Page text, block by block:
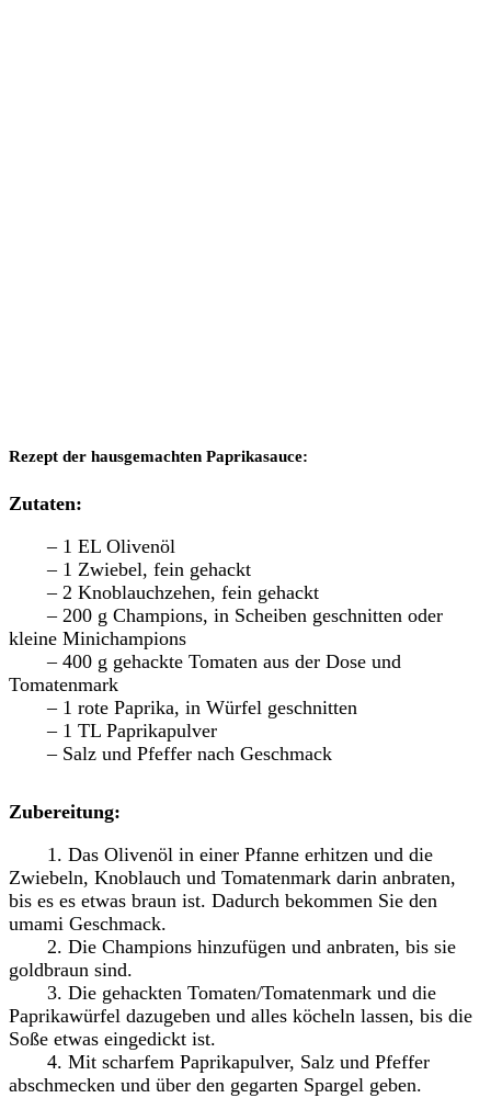
Rezept der hausgemachten Paprikasauce:
Zutaten:
– 1 EL Olivenöl
– 1 Zwiebel, fein gehackt
– 2 Knoblauchzehen, fein gehackt
– 200 g Champions, in Scheiben geschnitten oder
kleine Minichampions
– 400 g gehackte Tomaten aus der Dose und
Tomatenmark
– 1 rote Paprika, in Würfel geschnitten
– 1 TL Paprikapulver
– Salz und Pfeffer nach Geschmack
Zubereitung:
1. Das Olivenöl in einer Pfanne erhitzen und die
Zwiebeln, Knoblauch und Tomatenmark darin anbraten,
bis es es etwas braun ist. Dadurch bekommen Sie den
umami Geschmack.
2. Die Champions hinzufügen und anbraten, bis sie
goldbraun sind.
3. Die gehackten Tomaten/Tomatenmark und die
Paprikawürfel dazugeben und alles köcheln lassen, bis die
Soße etwas eingedickt ist.
4. Mit scharfem Paprikapulver, Salz und Pfeffer
abschmecken und über den gegarten Spargel geben.